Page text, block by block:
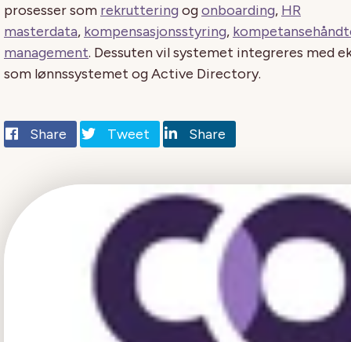
prosesser som rekruttering ogonboarding, HR
masterdata, kompensasjonsstyring,
management. Dessuten vil systemet integreres med
som lønnssystemet og Active Directory.
Share Tweet Share